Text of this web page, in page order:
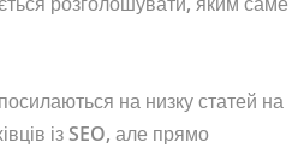
на низку статей на
із SEO, але прямо